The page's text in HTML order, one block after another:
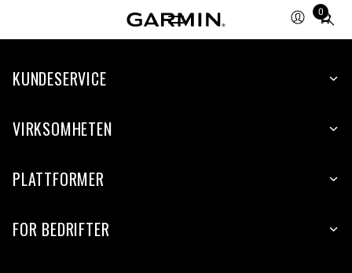
0
Total
items
cart:
KUNDESERVICE
VIRKSOMHETEN
PLATTFORMER
FOR BEDRIFTER